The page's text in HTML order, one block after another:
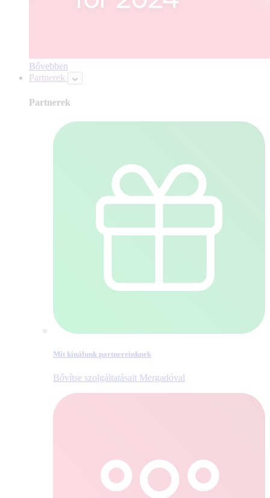
Bővebben
Partnerek
Partnerek
Mit kínálunk partnereinknek
Bővítse szolgáltatásait Mergadóval